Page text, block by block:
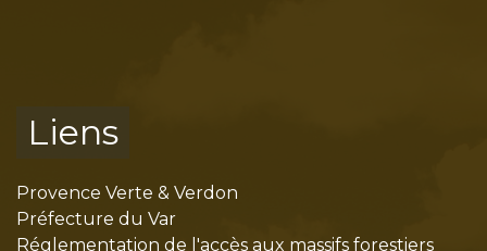
Liens
Provence Verte & Verdon
Préfecture du Var
Réglementation de l'accès aux massifs forestiers